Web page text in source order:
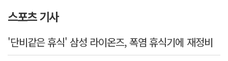
스포츠 기사
'단비같은 휴식' 삼성 라이온즈, 폭염 휴식기에 재정비